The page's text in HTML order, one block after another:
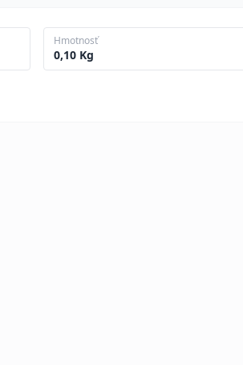
Hmotnosť
0,10 Kg